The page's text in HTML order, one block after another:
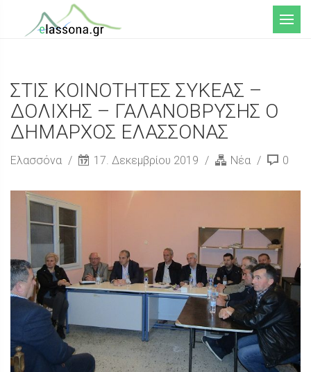
Μενού
ΣΤΙΣ ΚΟΙΝΟΤΗΤΕΣ ΣΥΚΕΑΣ –
ΔΟΛΙΧΗΣ – ΓΑΛΑΝΟΒΡΥΣΗΣ Ο
ΔΗΜΑΡΧΟΣ ΕΛΑΣΣΟΝΑΣ
Ελασσόνα 17. Δεκεμβρίου 2019 Νέα 0